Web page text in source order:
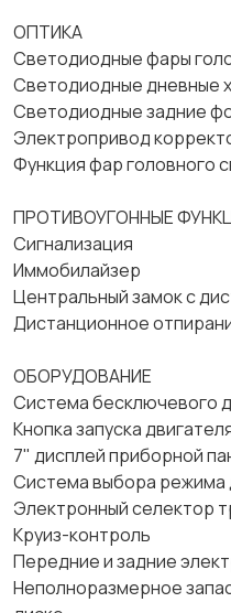
ОПТИКА
Светодиодные фары
Светодиодные дневные
Светодиодные задние
Электропривод
Функция фар головного
ПРОТИВОУГОННЫЕ
Сигнализация
Иммобилайзер
Центральный замок с
Дистанционное
ОБОРУДОВАНИЕ
Система бесключевого
Кнопка запуска
7" дисплей приборной
Система выбора режима
Электронный селектор
Круиз-контроль
Передние и задние
Неполноразмерное